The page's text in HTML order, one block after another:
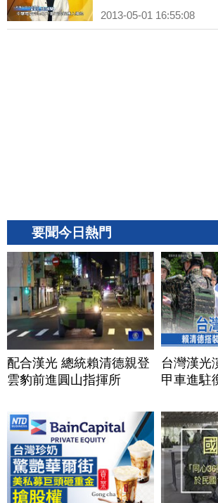
2013-05-01 16:55:08
要聞今日熱門
配合漢光 總統賴清德親登
雲豹前進圓山指揮所
台灣漢光
甲車進駐